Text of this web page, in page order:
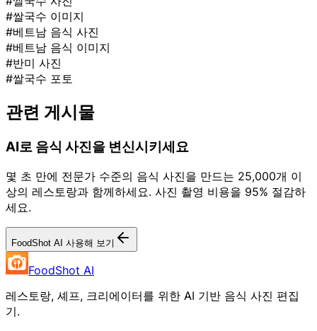
#쌀국수 이미지
#베트남 음식 사진
#베트남 음식 이미지
#반미 사진
#쌀국수 포토
관련 게시물
AI로 음식 사진을 변신시키세요
몇 초 만에 전문가 수준의 음식 사진을 만드는 25,000개 이
상의 레스토랑과 함께하세요. 사진 촬영 비용을 95% 절감하
세요.
FoodShot AI 사용해 보기
FoodShot AI
레스토랑, 셰프, 크리에이터를 위한 AI 기반 음식 사진 편집
기.